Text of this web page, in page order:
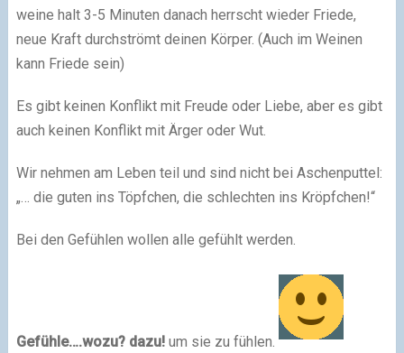
weine halt 3-5 Minuten danach herrscht wieder Friede,
neue Kraft durchströmt deinen Körper. (Auch im Weinen
kann Friede sein)
Es gibt keinen Konflikt mit Freude oder Liebe, aber es gibt
auch keinen Konflikt mit Ärger oder Wut.
Wir nehmen am Leben teil und sind nicht bei Aschenputtel:
„… die guten ins Töpfchen, die schlechten ins Kröpfchen!“
Bei den Gefühlen wollen alle gefühlt werden.
Gefühle….wozu? dazu!um sie zu fühlen.